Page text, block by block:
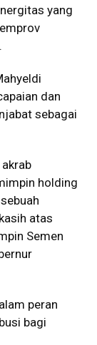
yang
dan
sebagai
holding
atas
Semen
peran
bagi